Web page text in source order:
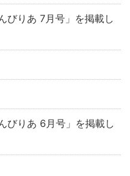
びりあ 7月号」を掲載し
びりあ 6月号」を掲載し